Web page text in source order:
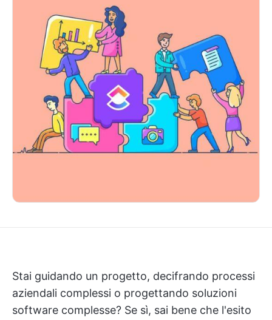
Stai guidando un progetto, decifrando processi
aziendali complessi o progettando soluzioni
software complesse? Se sì, sai bene che l'esito